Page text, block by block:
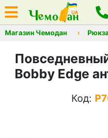
Магазин Чемодан
Bobby Edge
Код: